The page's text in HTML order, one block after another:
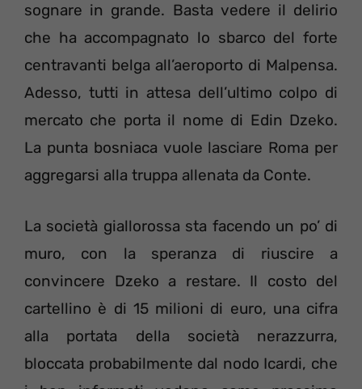
sognare in grande. Basta vedere il delirio
che ha accompagnato lo sbarco del forte
centravanti belga all’aeroporto di Malpensa.
Adesso, tutti in attesa dell’ultimo colpo di
mercato che porta il nome di Edin Dzeko.
La punta bosniaca vuole lasciare Roma per
aggregarsi alla truppa allenata da Conte.
La società giallorossa sta facendo un po’ di
muro, con la speranza di riuscire a
convincere Dzeko a restare. Il costo del
cartellino è di 15 milioni di euro, una cifra
alla portata della società nerazzurra,
bloccata probabilmente dal nodo Icardi, che